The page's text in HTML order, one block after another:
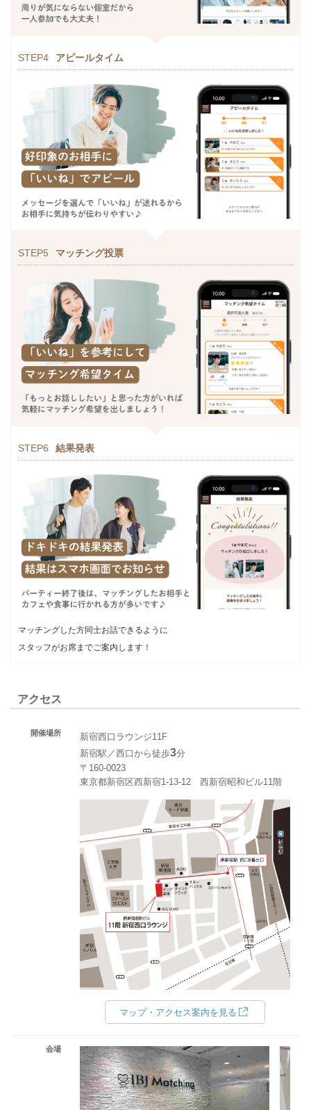
STEP4 アピールタイム
STEP5 マッチング投票
STEP6 結果発表
マッチングした方同士お話できるように
スタッフがお席までご案内します！
アクセス
開催場所
新宿西口ラウンジ11F
新宿駅／西口から徒歩3分
〒160-0023
東京都新宿区西新宿1-13-12 西新宿昭和ビル11階
マップ・アクセス案内を見る
会場